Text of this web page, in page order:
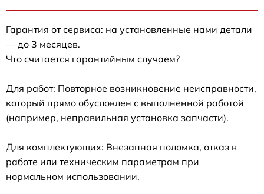
Гарантия от сервиса: на установленные нами детали
— до 3 месяцев.
Что считается гарантийным случаем?
Для работ: Повторное возникновение неисправности,
который прямо обусловлен с выполненной работой
(например, неправильная установка запчасти).
Для комплектующих: Внезапная поломка, отказ в
работе или техническим параметрам при
нормальном использовании.